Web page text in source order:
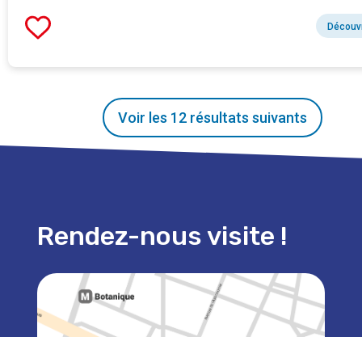
Voir les 12 résultats suivants
Rendez-nous visite !